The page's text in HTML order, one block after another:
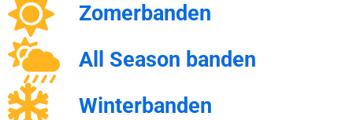
Zomerbanden
All Season banden
Winterbanden